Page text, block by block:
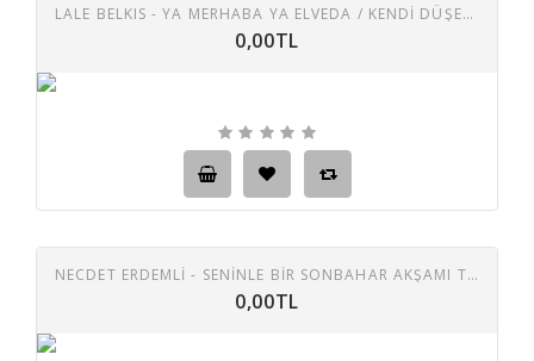
LALE BELKIS - YA MERHABA YA ELVEDA / KENDI DÜŞEN AĞLAMAZ
0,00TL
NECDET ERDEMLİ - SENINLE BIR SONBAHAR AKŞAMI TANIŞMIŞTIK / ELVEDA
0,00TL